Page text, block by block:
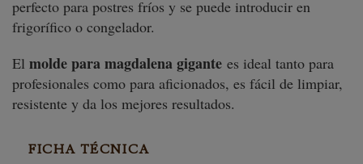
perfecto para postres fríos y se puede introducir en
frigorífico o congelador.
El molde para magdalena gigante es ideal tanto para
profesionales como para aficionados, es fácil de limpiar,
resistente y da los mejores resultados.
FICHA TÉCNICA